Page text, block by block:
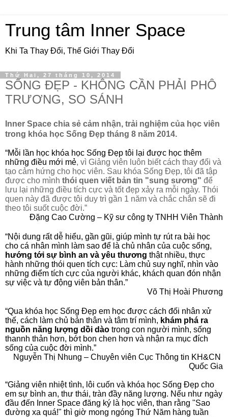
Trung tâm Inner Space
Khi Ta Thay Đổi, Thế Giới Thay Đổi
Thứ Hai, 27 tháng 10, 2014
SỐNG ĐẸP - KHÔNG CẦN PHẢI PHÔ
TRƯƠNG, SO SÁNH
Inner Space chia sẻ cảm nhận, trải nghiệm của học viên
trong khóa học Sống Đẹp tháng 8 năm 2014.
“Mỗi lần học khóa học Sống Đẹp tôi lại được học thêm
những điều mới mẻ, vì Giảng viên luôn biết cách thay đổi và
tạo cảm hứng cho học viên. Sau khóa Sống Đẹp, tôi đã tập
được cho mình thói quen viết bản tin "sung sương" để
lưu lại những điều tích cực và tốt đẹp xảy ra mỗi ngày. Thói
quen này đã được tôi duy trì gần 1 năm và chắc chắn sẽ đi
theo tôi suốt cuộc đời.”
Đặng Cao Cường – Kỹ sư công ty TNHH Viên Thành
“Nội dung rất dễ hiểu, gần gũi, giúp mình tự rút ra bài học
hướng tới sự bình an và yêu thương thật nhiều, thực
hành những thói quen tích cực: Làm chủ suy nghĩ, nhìn vào
những điểm tích cực của người khác, khách quan đón nhận
sự việc và tự động viên bản thân.”
Võ Thị Hoài Phương
“Qua khóa học Sống Đẹp em học được cách đối nhân xử
thế, cách làm chủ bản thân và tâm trí mình, khám phá ra
nguồn năng lượng dồi dào trong con người mình, sống
thannh thản hơn, bớt bon chen hơn và nhận ra mục đích
sống của cuộc đời mình.”
Nguyễn Thị Nhung – Chuyên viên Cục Thông tin KH&CN
Quốc Gia
“Giảng viên nhiệt tình, lôi cuốn và khóa học Sống Đẹp cho
em sự bình an, thư thái, tràn đầy năng lượng. Nếu như ngày
đầu đến Inner Space đăng ký là học viên, than rằng "Sao
đường xa quá!" thì giờ mong ngóng Thứ Năm hàng tuần